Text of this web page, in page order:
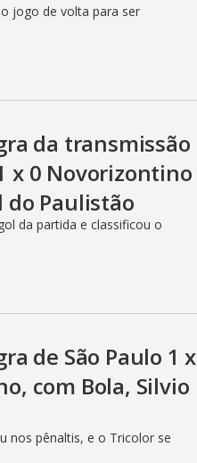
jogo de volta para ser
da transmissão
x 0 Novorizontino
Paulistão
da partida e classificou o
de São Paulo 1 x
com Bola, Silvio
nos pênaltis, e o Tricolor se